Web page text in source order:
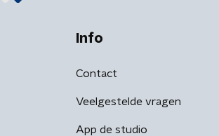
Info
Contact
Veelgestelde vragen
App de studio